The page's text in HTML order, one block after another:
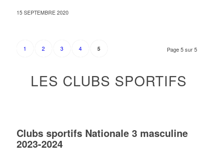
15 SEPTEMBRE 2020
Page 5 sur 5
1 2 3 4 5
LES CLUBS SPORTIFS
Clubs sportifs Nationale 3 masculine
2023-2024